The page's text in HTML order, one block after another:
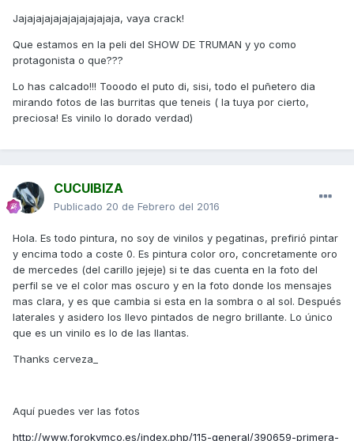
Jajajajajajajajajajajaja, vaya crack!
Que estamos en la peli del SHOW DE TRUMAN y yo como
protagonista o que???
Lo has calcado!!! Tooodo el puto di, sisi, todo el puñetero dia
mirando fotos de las burritas que teneis ( la tuya por cierto,
preciosa! Es vinilo lo dorado verdad)
CUCUIBIZA
Publicado 20 de Febrero del 2016
Hola. Es todo pintura, no soy de vinilos y pegatinas, prefirió pintar
y encima todo a coste 0. Es pintura color oro, concretamente oro
de mercedes (del carillo jejeje) si te das cuenta en la foto del
perfil se ve el color mas oscuro y en la foto donde los mensajes
mas clara, y es que cambia si esta en la sombra o al sol. Después
laterales y asidero los llevo pintados de negro brillante. Lo único
que es un vinilo es lo de las llantas.
Thanks cerveza_
Aquí puedes ver las fotos
http://www.forokymco.es/index.php/115-general/390659-primera-